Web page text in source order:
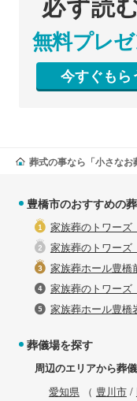
無料プレ
今すぐもら
葬式の事なら「小さなお
豊橋市のおすすめの
家族葬のトワー
家族葬のトワー
家族葬ホール豊橋
家族葬のトワー
家族葬ホール豊橋
葬儀場を探す
周辺のエリアから葬
愛知県（ 豊川市/